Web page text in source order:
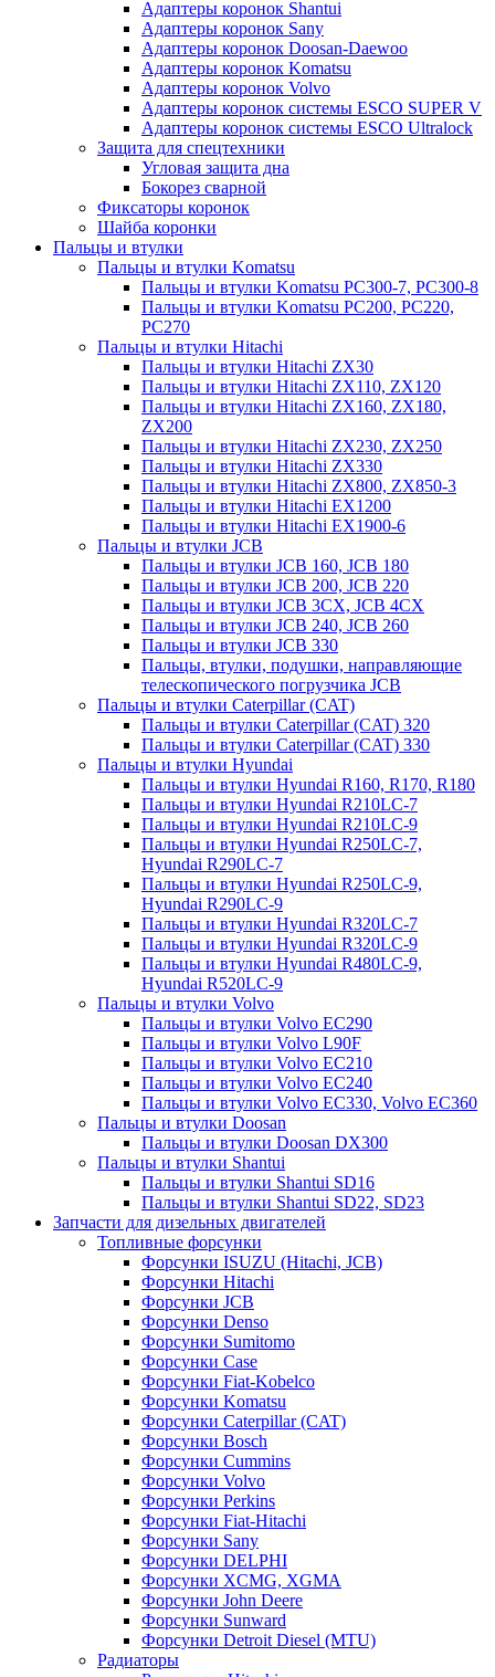
Адаптеры коронок Shantui
Адаптеры коронок Sany
Адаптеры коронок Doosan-Daewoo
Адаптеры коронок Komatsu
Адаптеры коронок Volvo
Адаптеры коронок системы ESCO SUPER V
Адаптеры коронок системы ESCO Ultralock
Защита для спецтехники
Угловая защита дна
Бокорез сварной
Фиксаторы коронок
Шайба коронки
Пальцы и втулки
Пальцы и втулки Komatsu
Пальцы и втулки Komatsu PC300-7, PC300-8
Пальцы и втулки Komatsu PC200, PC220,
PC270
Пальцы и втулки Hitachi
Пальцы и втулки Hitachi ZX30
Пальцы и втулки Hitachi ZX110, ZX120
Пальцы и втулки Hitachi ZX160, ZX180,
ZX200
Пальцы и втулки Hitachi ZX230, ZX250
Пальцы и втулки Hitachi ZX330
Пальцы и втулки Hitachi ZX800, ZX850-3
Пальцы и втулки Hitachi EX1200
Пальцы и втулки Hitachi EX1900-6
Пальцы и втулки JCB
Пальцы и втулки JCB 160, JCB 180
Пальцы и втулки JCB 200, JCB 220
Пальцы и втулки JCB 3CX, JCB 4CX
Пальцы и втулки JCB 240, JCB 260
Пальцы и втулки JCB 330
Пальцы, втулки, подушки, направляющие
телескопического погрузчика JCB
Пальцы и втулки Caterpillar (CAT)
Пальцы и втулки Caterpillar (CAT) 320
Пальцы и втулки Caterpillar (CAT) 330
Пальцы и втулки Hyundai
Пальцы и втулки Hyundai R160, R170, R180
Пальцы и втулки Hyundai R210LC-7
Пальцы и втулки Hyundai R210LC-9
Пальцы и втулки Hyundai R250LC-7,
Hyundai R290LC-7
Пальцы и втулки Hyundai R250LC-9,
Hyundai R290LC-9
Пальцы и втулки Hyundai R320LC-7
Пальцы и втулки Hyundai R320LC-9
Пальцы и втулки Hyundai R480LC-9,
Hyundai R520LC-9
Пальцы и втулки Volvo
Пальцы и втулки Volvo EC290
Пальцы и втулки Volvo L90F
Пальцы и втулки Volvo EC210
Пальцы и втулки Volvo EC240
Пальцы и втулки Volvo EC330, Volvo EC360
Пальцы и втулки Doosan
Пальцы и втулки Doosan DX300
Пальцы и втулки Shantui
Пальцы и втулки Shantui SD16
Пальцы и втулки Shantui SD22, SD23
Запчасти для дизельных двигателей
Топливные форсунки
Форсунки ISUZU (Hitachi, JCB)
Форсунки Hitachi
Форсунки JCB
Форсунки Denso
Форсунки Sumitomo
Форсунки Case
Форсунки Fiat-Kobelco
Форсунки Komatsu
Форсунки Caterpillar (CAT)
Форсунки Bosch
Форсунки Cummins
Форсунки Volvo
Форсунки Perkins
Форсунки Fiat-Hitachi
Форсунки Sany
Форсунки DELPHI
Форсунки XCMG, XGMA
Форсунки John Deere
Форсунки Sunward
Форсунки Detroit Diesel (MTU)
Радиаторы